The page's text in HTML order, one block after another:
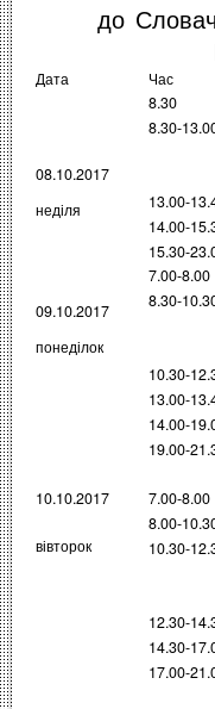
до
Дата Час
08.10.2017
неділя
8.30
8.30-
13.00-
14.00-
15.30-
09.10.2017
понеділок
7.00-8.00
8.30-
10.30-
13.00-
14.00-
19.00-
10.10.2017
вівторок
7.00-8.00
8.00-
10.30-
12.30-
14.30-
17.00-